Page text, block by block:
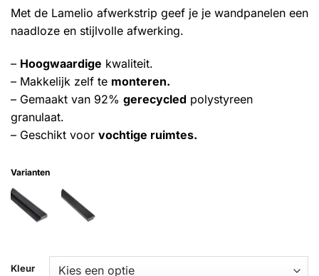
klantbeoordelingen
Met de Lamelio afwerkstrip geef je je wandpanelen een
naadloze en stijlvolle afwerking.
– Hoogwaardige kwaliteit.
– Makkelijk zelf te monteren.
– Gemaakt van 92% gerecycled polystyreen
granulaat.
– Geschikt voor vochtige ruimtes.
Varianten
Kleur